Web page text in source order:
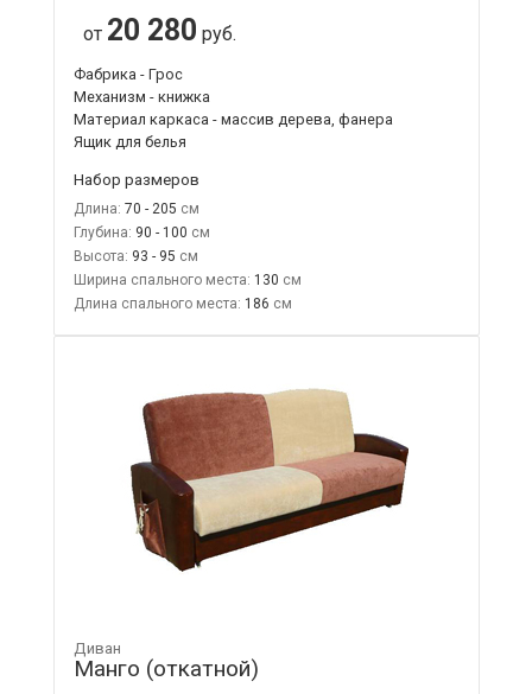
от 20 280 руб.
Фабрика - Грос
Механизм - книжка
Материал каркаса - массив дерева, фанера
Ящик для белья
Набор размеров
Длина: 70 - 205
Глубина: 90 - 100
Высота: 93 - 95
Ширина спального места: 130
Длина спального места: 186
Диван
Манго (откатной)